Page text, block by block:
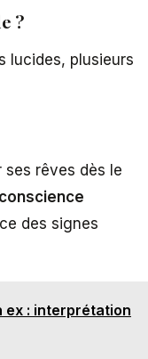
?
lucides, plusieurs
rêves dès le
conscience
des signes
ex : interprétation